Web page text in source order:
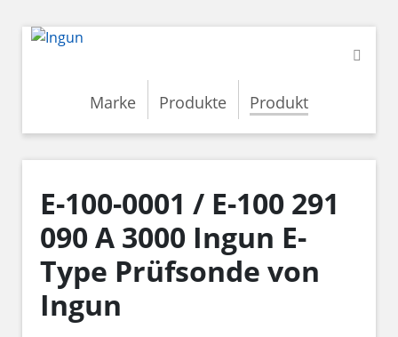
Marke Produkte Produkt
E-100-0001 / E-100 291
090 A 3000 Ingun E-
Type Prüfsonde von
Ingun